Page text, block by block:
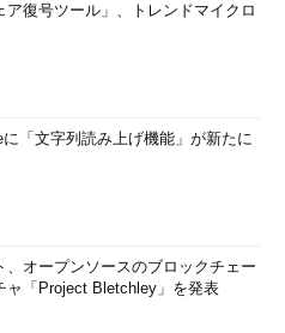
ア復号ツール」、トレンドマイクロ
「文字列読み上げ機能」が新たに
、オープンソースのブロックチェー
ャ「Project Bletchley」を発表